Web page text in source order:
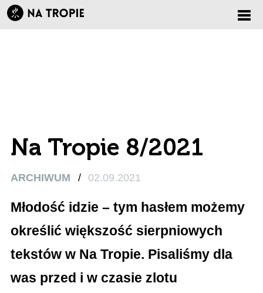
Na Tropie 8/2021
ARCHIWUM / 02.09.2021
Młodość idzie – tym hasłem możemy
określić większość sierpniowych
tekstów w Na Tropie. Pisaliśmy dla
was przed i w czasie zlotu